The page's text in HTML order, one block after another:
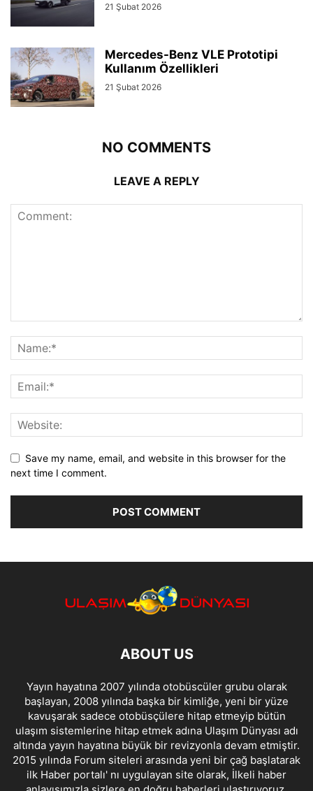
21 Şubat 2026
Mercedes-Benz VLE Prototipi
Kullanım Özellikleri
21 Şubat 2026
NO COMMENTS
LEAVE A REPLY
Save my name, email, and website in this browser for the
next time I comment.
ABOUT US
Yayın hayatına 2007 yılında otobüscüler grubu olarak
başlayan, 2008 yılında başka bir kimliğe, yeni bir yüze
kavuşarak sadece otobüsçülere hitap etmeyip bütün
ulaşım sistemlerine hitap etmek adına Ulaşım Dünyası adı
altında yayın hayatına büyük bir revizyonla devam etmiştir.
2015 yılında Forum siteleri arasında yeni bir çağ başlatarak
ilk Haber portalı' nı uygulayan site olarak, İlkeli haber